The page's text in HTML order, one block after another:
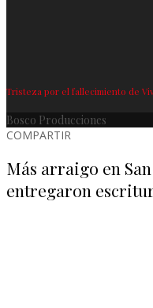
Tristeza por el fallecimiento de
Bosco Producciones
COMPARTIR
Más arraigo en
entregaron